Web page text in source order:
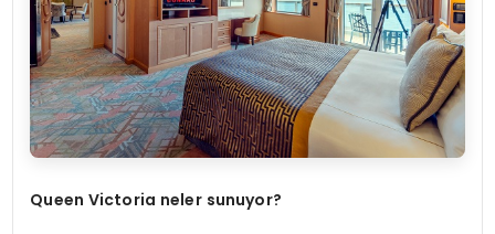
Queen Victoria neler sunuyor?